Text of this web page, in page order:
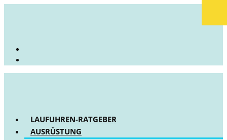
LAUFUHREN-RATGEBER
AUSRÜSTUNG